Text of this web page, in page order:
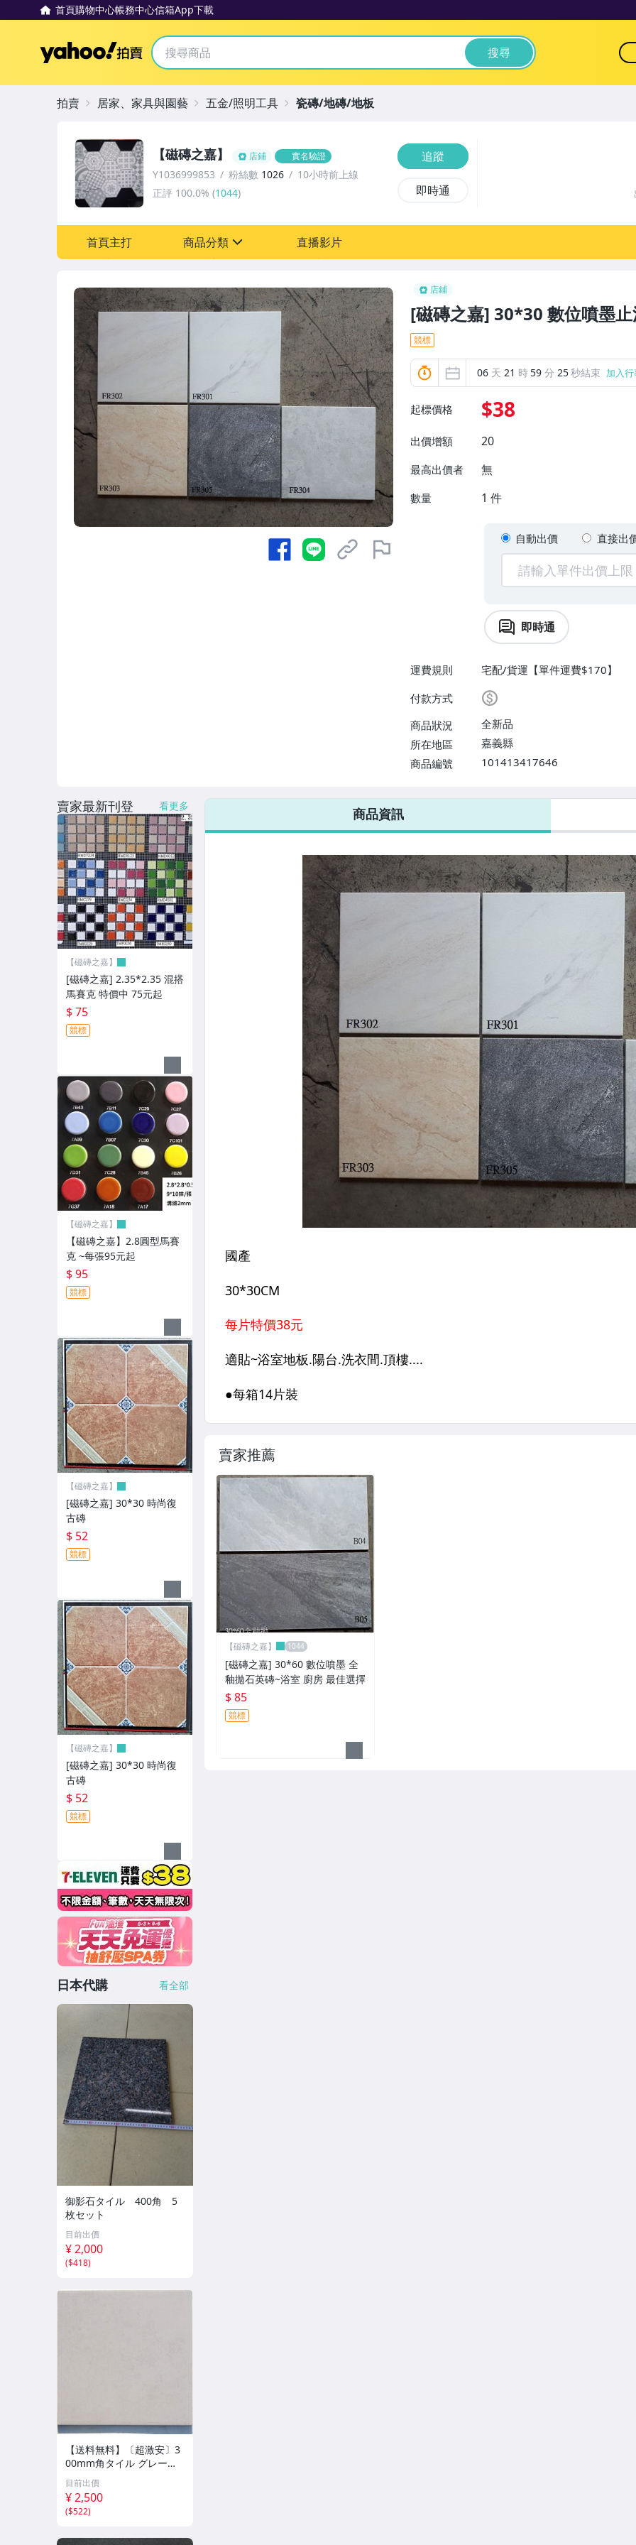
首頁購物中心帳務中心信箱App下載
Yahoo拍賣 搜尋
店鋪
[磁磚之嘉] 30*30 數位噴墨
競標
06 天 21 時 59 分 23秒結束 加入
起標價格 $38
出價增額 20
最高出價者 無
數量 1 件
自動出價 直接出
即時通
運費規則
宅配/貨運【單件運費$170】
付款方式
商品狀況
全新品
所在地區
嘉義縣
商品編號
101413417646
【磁磚之嘉】 店鋪 實名驗證
Y1036999853 粉絲數 1026
10小時前上線
正評 100.0% (1044)
追蹤
即時通
首頁主打 商品分類
促銷
新品上架
六角磚
仿文化石
3.5*7.3馬賽克
圓型 馬賽克
六角型馬賽克
4.7*4.7馬賽克
進口馬賽克
15*15 20*20 15*30 30*30
25*25 地磚 / 復古磚
20*30 壁磚
25*33 壁磚
25*40 壁磚
30*30 陶磚(尺二磚)
30*30 復古磚
45*45 地磚
二丁掛 出清
3.6寸.大口磚
琉璃
安心生活館-家具
其它
直播影片
拍賣 居家、家具與園藝 五金/照明工具 瓷磚/地磚/地板
商品資訊
賣家推薦
【磁磚之嘉】
[磁磚之嘉] 30*60 數位噴墨 全
釉拋石英磚~浴室 廚房 最佳選擇
$ 85
競標
賣家最新刊登 看更多
【磁磚之嘉】
[磁磚之嘉] 2.35*2.35 混搭
馬賽克 特價中 75元起
$ 75
競標
【磁磚之嘉】
【磁磚之嘉】2.8圓型馬賽
克 ~每張95元起
$ 95
競標
【磁磚之嘉】
[磁磚之嘉] 30*30 時尚復
古磚
$ 52
競標
【磁磚之嘉】
[磁磚之嘉] 30*30 時尚復
古磚
$ 52
競標
日本代購 看全部
御影石タイル 400角 5
枚セット
目前出價
¥ 2,000
($418)
【送料無料】〔超激安〕3
00mm角タイル グレー・
マット [ケース販売 16ピ
ース入]
目前出價
¥ 2,500
($522)